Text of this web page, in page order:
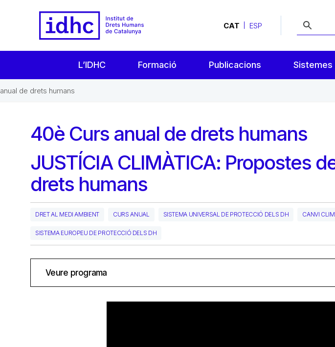
CAT ESP
L’IDHC Formació Publicacions Sistemes
de drets humans
40è Curs anual de drets humans
JUSTÍCIA CLIMÀTICA: Propostes
drets humans
DRET AL MEDI AMBIENT CURS ANUAL SISTEMA UNIVERSAL DE PROTECCIÓ DELS DH CANVI
SISTEMA EUROPEU DE PROTECCIÓ DELS DH
Veure programa